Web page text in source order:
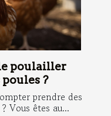
poulailler
?
prendre des
Vous êtes au...